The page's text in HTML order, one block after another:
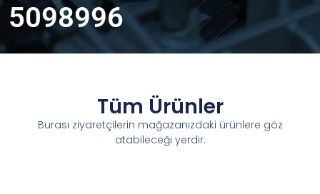
5098996
Tüm Ürünler
Burası ziyaretçilerin mağazanızdaki ürünlere göz
atabileceği yerdir.